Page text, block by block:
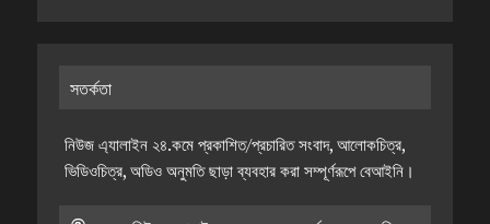
সতর্কতা
নিউজ এ্যালাইন ২৪.কমে প্রকাশিত/প্রচারিত সংবাদ, আলোকচিত্র,
ভিডিওচিত্র, অডিও অনুমতি ছাড়া ব্যবহার করা সম্পূর্ণরূপে বেআইনি।